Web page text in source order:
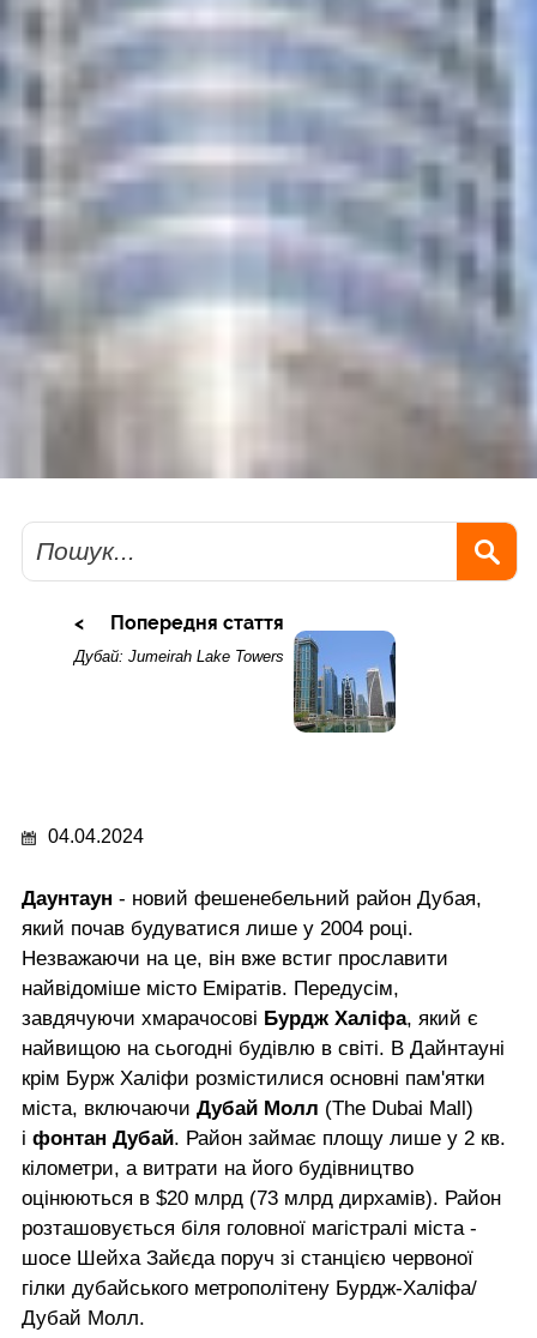
Пошук
Попередня стаття
Дубай: Jumeirah Lake Towers
04.04.2024
Даунтаун - новий фешенебельний район Дубая,
який почав будуватися лише у 2004 році.
Незважаючи на це, він вже встиг прославити
найвідоміше місто Еміратів. Передусім,
завдячуючи хмарачосові Бурдж Халіфа, який є
найвищою на сьогодні будівлю в світі. В Дайнтауні
крім Бурж Халіфи розмістилися основні пам'ятки
міста, включаючи Дубай Молл (The Dubai Mall)
і фонтан Дубай. Район займає площу лише у 2 кв.
кілометри, а витрати на його будівництво
оцінюються в $20 млрд (73 млрд дирхамів). Район
розташовується біля головної магістралі міста -
шосе Шейха Зайєда поруч зі станцією червоної
гілки дубайського метрополітену Бурдж-Халіфа/
Дубай Молл.